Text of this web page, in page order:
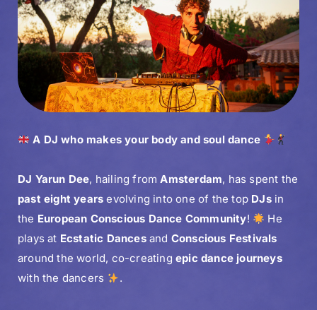
A DJ who makes your body and soul dance
DJ Yarun Dee, hailing fromAmsterdam, has spent the
past eight years evolving into one of the top DJsin
the European Conscious Dance Community!
He
plays at Ecstatic Dancesand Conscious Festivals
around the world, co-creating epic dance journeys
with the dancers
.